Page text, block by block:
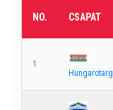
NO. CSAPAT
1
Hungarotarg